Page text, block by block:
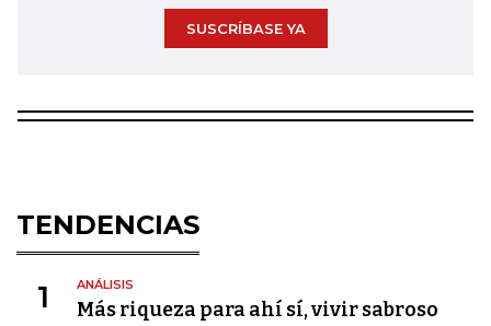
SUSCRÍBASE YA
TENDENCIAS
1 ANÁLISIS
Más riqueza para ahí sí, vivir sabroso